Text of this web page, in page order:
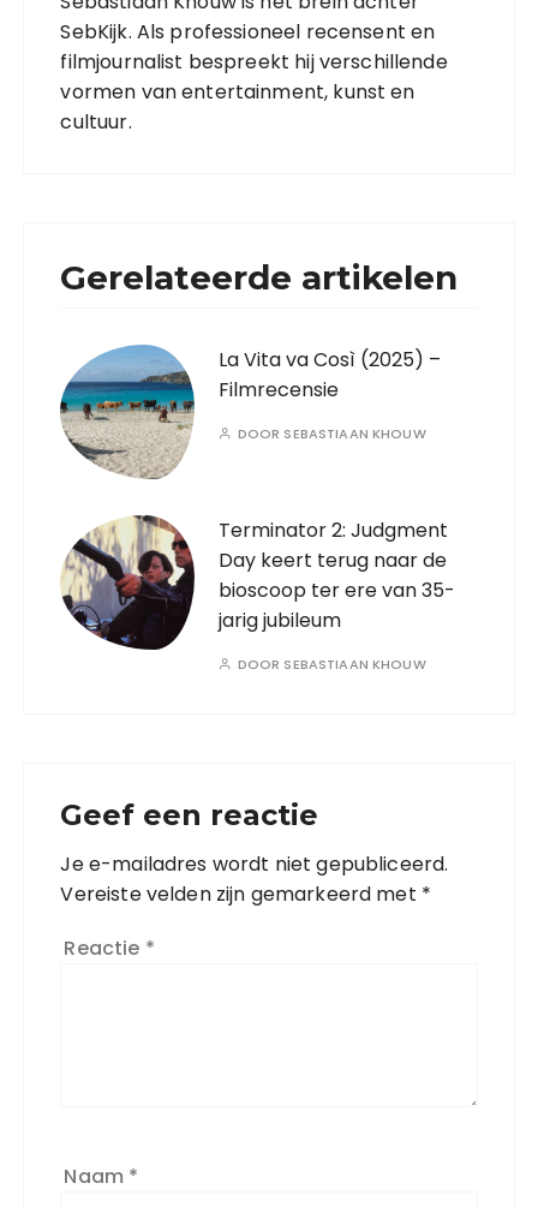
SebKijk. Als professioneel recensent en
filmjournalist bespreekt hij verschillende
vormen van entertainment, kunst en
cultuur.
Gerelateerde artikelen
La Vita va Così (2025) –
Filmrecensie
DOOR SEBASTIAAN KHOUW
Terminator 2: Judgment
Day keert terug naar de
bioscoop ter ere van 35-
jarig jubileum
DOOR SEBASTIAAN KHOUW
Geef een reactie
Je e-mailadres wordt niet gepubliceerd.
Vereiste velden zijn gemarkeerd met *
Reactie *
Naam *